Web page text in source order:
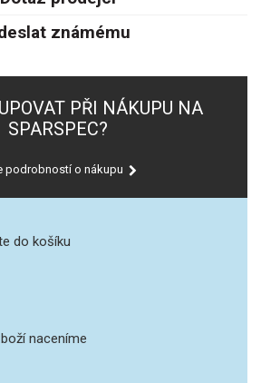
známému
PŘI NÁKUPU NA
SPARSPEC?
podrobností o nákupu
do košíku
naceníme